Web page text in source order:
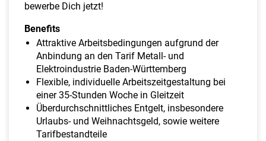
bewerbe Dich jetzt!
Benefits
Attraktive Arbeitsbedingungen aufgrund der
Anbindung an den Tarif Metall- und
Elektroindustrie Baden-Württemberg
Flexible, individuelle Arbeitszeitgestaltung bei
einer 35-Stunden Woche in Gleitzeit
Überdurchschnittliches Entgelt, insbesondere
Urlaubs- und Weihnachtsgeld, sowie weitere
Tarifbestandteile